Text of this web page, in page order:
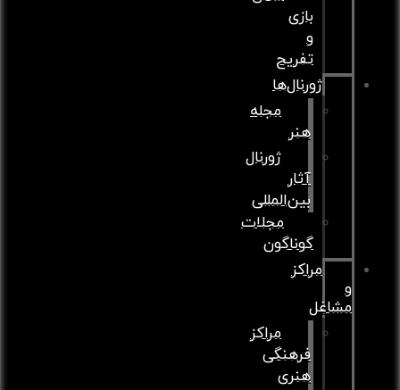
بازی
و
تفریح
ژورنال‌ها
مجله
هنر
ژورنال
آثار
بین‌المللی
مجلات
گوناگون
مراکز
و
مشاغل
مراکز
فرهنگی
هنری